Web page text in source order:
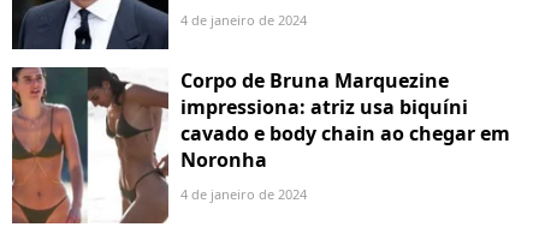
4 de janeiro de 2024
Corpo de Bruna Marquezine
impressiona: atriz usa biquíni
cavado e body chain ao chegar em
Noronha
4 de janeiro de 2024